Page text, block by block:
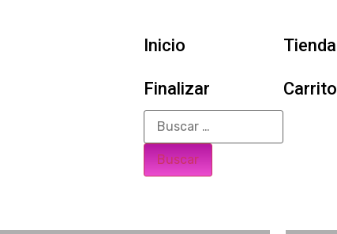
Inicio Tienda
Finalizar Carrito